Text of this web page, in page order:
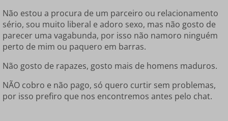
Não estou a procura de um parceiro ou relacionamento
sério, sou muito liberal e adoro sexo, mas não gosto de
parecer uma vagabunda, por isso não namoro ninguém
perto de mim ou paquero em barras.
Não gosto de rapazes, gosto mais de homens maduros.
NÃO cobro e não pago, só quero curtir sem problemas,
por isso prefiro que nos encontremos antes pelo chat.